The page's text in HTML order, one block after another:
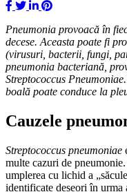
Pneumonia provoacă în
decese. Aceasta poate fi
(virusuri, bacterii, fungi,
pneumonia bacteriană,
Streptococcus
boală poate conduce la
Cauzele
Streptococcus pneumoniae
multe cazuri de
umplerea cu lichid a
identificate deseori în urma